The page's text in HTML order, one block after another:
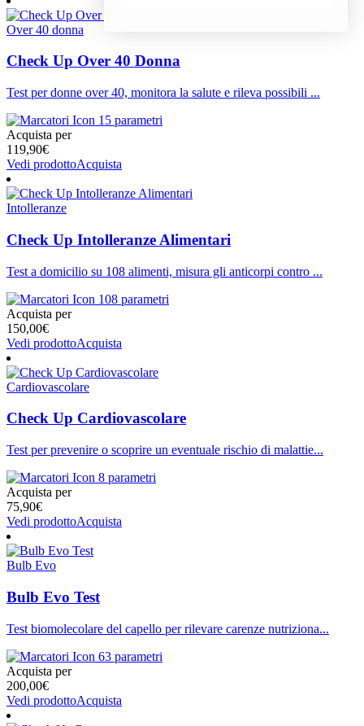
Over 40 donna
Check Up Over 40 Donna
Test per donne over 40, monitora la salute e rileva possibili ...
15 parametri
Acquista per
119,90€
Vedi prodottoAcquista
Intolleranze
Check Up Intolleranze Alimentari
Test a domicilio su 108 alimenti, misura gli anticorpi contro ...
108 parametri
Acquista per
150,00€
Vedi prodottoAcquista
Cardiovascolare
Check Up Cardiovascolare
Test per prevenire o scoprire un eventuale rischio di malattie...
8 parametri
Acquista per
75,90€
Vedi prodottoAcquista
Bulb Evo
Bulb Evo Test
Test biomolecolare del capello per rilevare carenze nutriziona...
63 parametri
Acquista per
200,00€
Vedi prodottoAcquista